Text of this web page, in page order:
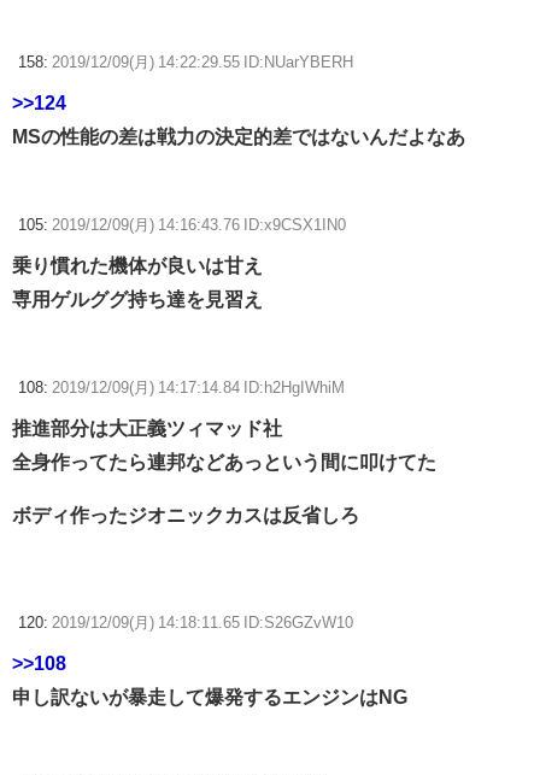
158: 2019/12/09(月) 14:22:29.55 ID:NUarYBERH
>>124
MSの性能の差は戦力の決定的差ではないんだよなあ
105: 2019/12/09(月) 14:16:43.76 ID:x9CSX1IN0
乗り慣れた機体が良いは甘え
専用ゲルググ持ち達を見習え
108: 2019/12/09(月) 14:17:14.84 ID:h2HgIWhiM
推進部分は大正義ツィマッド社
全身作ってたら連邦などあっという間に叩けてた
ボディ作ったジオニックカスは反省しろ
120: 2019/12/09(月) 14:18:11.65 ID:S26GZvW10
>>108
申し訳ないが暴走して爆発するエンジンはNG